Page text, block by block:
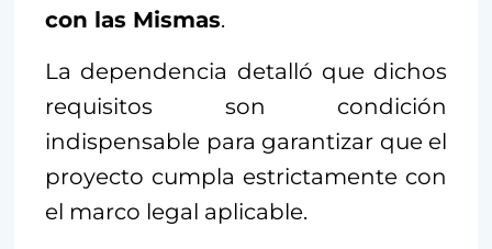
con las Mismas.
La dependencia detalló que dichos
requisitos son condición
indispensable para garantizar que el
proyecto cumpla estrictamente con
el marco legal aplicable.